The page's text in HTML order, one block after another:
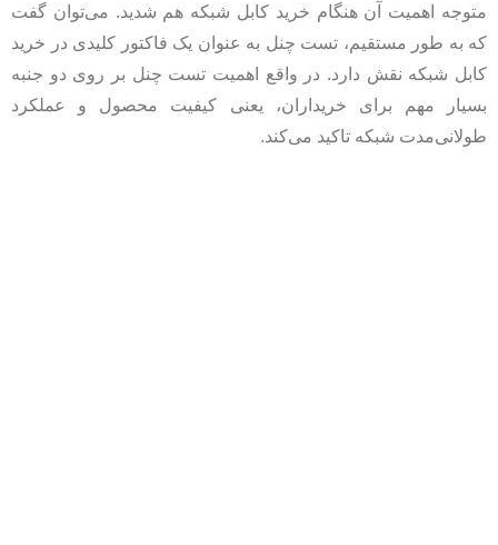
متوجه اهمیت آن هنگام خرید کابل شبکه هم شدید. می‌توان گفت
که به طور مستقیم، تست چنل به عنوان یک فاکتور کلیدی در خرید
کابل شبکه نقش دارد. در واقع اهمیت تست چنل بر روی دو جنبه
بسیار مهم برای خریداران، یعنی کیفیت محصول و عملکرد
طولانی‌مدت شبکه تاکید می‌کند.